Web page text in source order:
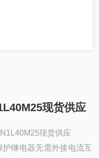
现货供应
现货供应
继电器无需外接电流互